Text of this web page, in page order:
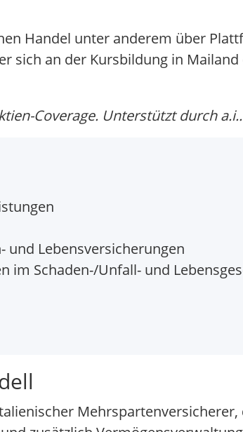
Handel unter anderem über
sich an der Kursbildung in
Coverage. Unterstützt durch a.i..
und Lebensversicherungen
im Schaden-/Unfall- und